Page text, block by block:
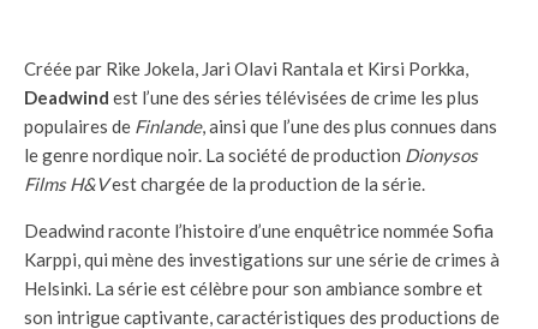
Créée par Rike Jokela, Jari Olavi Rantala et Kirsi Porkka,
Deadwind est l’une des séries télévisées de crime les plus
populaires de Finlande, ainsi que l’une des plus connues dans
le genre nordique noir. La société de production Dionysos
Films H&Vest chargée de la production de la série.
Deadwind raconte l’histoire d’une enquêtrice nommée Sofia
Karppi, qui mène des investigations sur une série de crimes à
Helsinki. La série est célèbre pour son ambiance sombre et
son intrigue captivante, caractéristiques des productions de